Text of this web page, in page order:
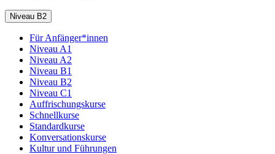
Niveau B2
Für Anfänger*innen
Niveau A1
Niveau A2
Niveau B1
Niveau B2
Niveau C1
Auffrischungskurse
Schnellkurse
Standardkurse
Konversationskurse
Kultur und Führungen